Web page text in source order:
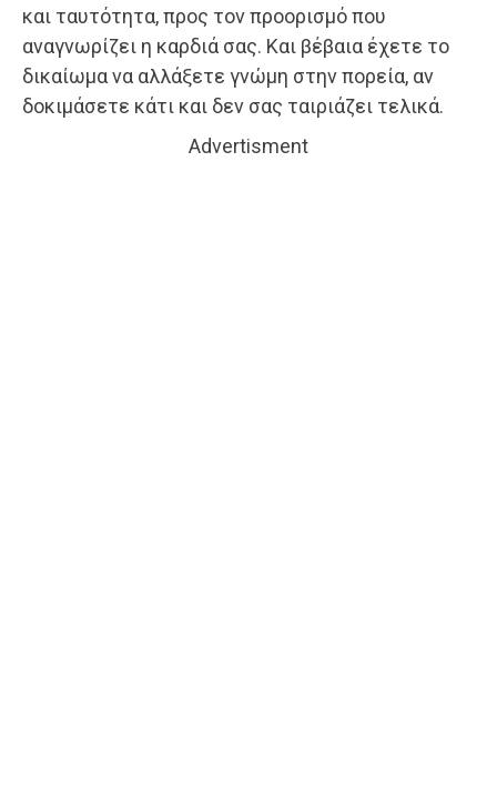
και ταυτότητα, προς τον προορισμό που
αναγνωρίζει η καρδιά σας. Και βέβαια έχετε το
δικαίωμα να αλλάξετε γνώμη στην πορεία, αν
δοκιμάσετε κάτι και δεν σας ταιριάζει τελικά.
Advertisment